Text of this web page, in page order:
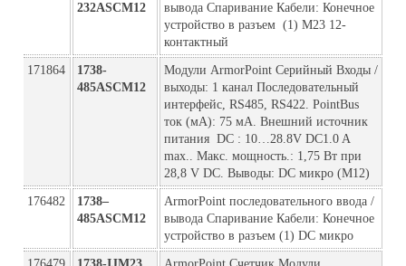
232ASCM12
вывода Спаривание Кабели: Конечное
устройство в разъем  (1) M23 12-
контактный
171864
1738-
485ASCM12
Модули ArmorPoint Серийный Входы /
выходы: 1 канал Последовательный
интерфейс, RS485, RS422. PointBus
ток (мА): 75 мА. Внешний источник
питания  DC : 10…28.8V DC1.0 A
max.. Макс. мощность.: 1,75 Вт при
28,8 V DC. Выводы: DC микро (M12)
176482
1738–
485ASCM12
ArmorPoint последовательного ввода /
вывода Спаривание Кабели: Конечное
устройство в разъем (1) DC микро